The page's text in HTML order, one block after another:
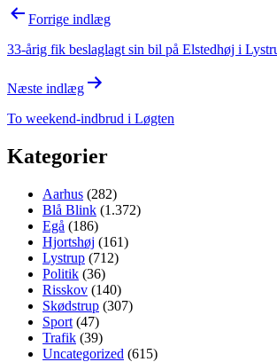
Indlægsnavigation
Forrige indlæg
33-årig fik beslaglagt sin bil på Elstedhøj i
Næste indlæg
To weekend-indbrud i Løgten
Kategorier
Aarhus (282)
Blå Blink (1.372)
Egå (186)
Hjortshøj (161)
Lystrup (712)
Politik (36)
Risskov (140)
Skødstrup (307)
Sport (47)
Trafik (39)
Uncategorized (615)